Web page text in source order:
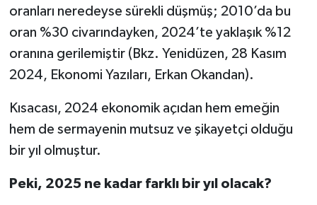
oranları neredeyse sürekli düşmüş; 2010’da bu
oran %30 civarındayken, 2024’te yaklaşık %12
oranına gerilemiştir (Bkz. Yenidüzen, 28 Kasım
2024, Ekonomi Yazıları, Erkan Okandan).
Kısacası, 2024 ekonomik açıdan hem emeğin
hem de sermayenin mutsuz ve şikayetçi olduğu
bir yıl olmuştur.
Peki, 2025 ne kadar farklı bir yıl olacak?